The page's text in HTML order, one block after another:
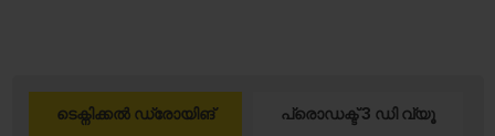
ടെക്നിക്കൽ ഡ്രോയിങ് പ്രൊഡക്ട് 3 ഡി വ്യൂ